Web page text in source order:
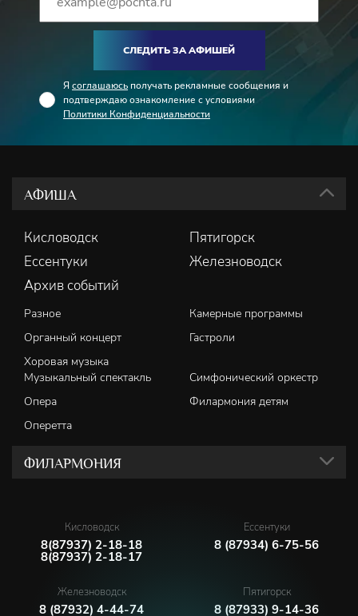
СЛЕДИТЬ ЗА АФИШЕЙ
Я соглашаюсь получать рекламные сообщения и
подтверждаю ознакомление с условиями
Политики Конфиденциальности
АФИША
Кисловодск
Пятигорск
Ессентуки
Железноводск
Архив событий
Разное
Камерные программы
Органный концерт
Гастроли
Хоровая музыка
Музыкальный спектакль
Симфонический оркестр
Опера
Филармония детям
Оперетта
ФИЛАРМОНИЯ
Кисловодск
8(87937) 2-18-18
8(87937) 2-18-17
Ессентуки
8 (87934) 6-75-56
Железноводск
8 (87932) 4-44-74
Пятигорск
8 (87933) 9-14-36